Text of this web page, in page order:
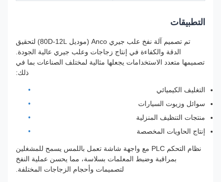
التطبيقات
تم تصميم آلة نفخ علب جيري Anco (موديل 80D-12L) لتحقيق
الدقة والكفاءة في إنتاج زجاجات وعلب جيري عالية الجودة.
تصميمها متعدد الاستخدامات يجعلها مثالية لمختلف الصناعات بما في
التغليف الكيميائي
سوائل وزيوت السيارات
منتجات التنظيف المنزلية
إنتاج الحاويات المخصصة
نظام التحكم PLC مع واجهة شاشة تعمل باللمس يسمح للمشغلين
بمراقبة وضبط المعلمات بسلاسة، مما يحسن عملية النفخ
لتصميمات وأحجام الزجاجات المختلفة.